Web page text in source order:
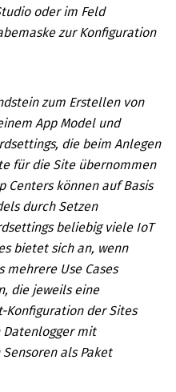
oder im Feld
zur Konfiguration
zum Erstellen von
App Model und
die beim Anlegen
für die Site übernommen
Centers können auf Basis
durch Setzen
beliebig viele IoT
bietet sich an, wenn
mehrere Use Cases
die jeweils eine
der Sites
Datenlogger mit
als Paket